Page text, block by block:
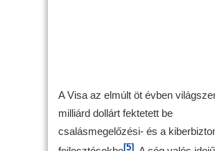
A Visa az elmúlt öt évben
milliárd dollárt fektetett be
csalásmegelőzési- és a
[5]